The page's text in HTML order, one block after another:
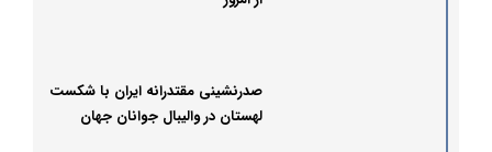
صدرنشینی مقتدرانه ایران با شکست
لهستان در والیبال جوانان جهان